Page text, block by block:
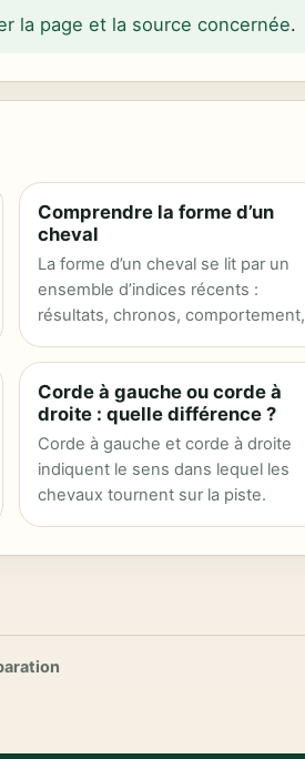
la page et la source concernée.
Comprendre la forme d’un
cheval
La forme d’un cheval se lit par un
ensemble d’indices récents :
résultats, chronos, comportement,
Corde à gauche ou corde à
droite : quelle différence ?
Corde à gauche et corde à droite
indiquent le sens dans lequel les
chevaux tournent sur la piste.